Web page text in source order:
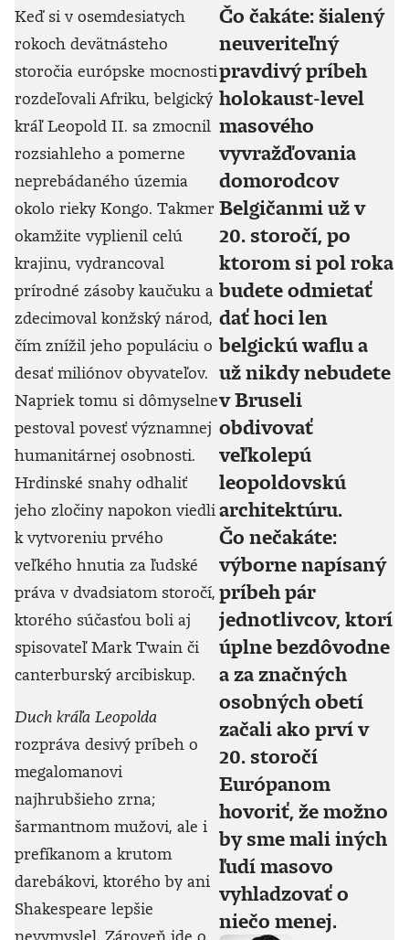
Keď si v osemdesiatych
rokoch devätnásteho
storočia európske mocnosti
rozdeľovali Afriku, belgický
kráľ Leopold II. sa zmocnil
rozsiahleho a pomerne
neprebádaného územia
okolo rieky Kongo. Takmer
okamžite vyplienil celú
krajinu, vydrancoval
prírodné zásoby kaučuku a
zdecimoval konžský národ,
čím znížil jeho populáciu o
desať miliónov obyvateľov.
Napriek tomu si dômyselne
pestoval povesť významnej
humanitárnej osobnosti.
Hrdinské snahy odhaliť
jeho zločiny napokon viedli
k vytvoreniu prvého
veľkého hnutia za ľudské
práva v dvadsiatom storočí,
ktorého súčasťou boli aj
spisovateľ Mark Twain či
canterburský arcibiskup.
Duch kráľa Leopolda
rozpráva desivý príbeh o
megalomanovi
najhrubšieho zrna;
šarmantnom mužovi, ale i
prefíkanom a krutom
darebákovi, ktorého by ani
Shakespeare lepšie
nevymyslel. Zároveň ide o
Čo čakáte: šialený
neuveriteľný
pravdivý príbeh
holokaust-level
masového
vyvražďovania
domorodcov
Belgičanmi už v
20. storočí, po
ktorom si pol roka
budete odmietať
dať hoci len
belgickú waflu a
už nikdy nebudete
v Bruseli
obdivovať
veľkolepú
leopoldovskú
architektúru.
Čo nečakáte:
výborne napísaný
príbeh pár
jednotlivcov, ktorí
úplne bezdôvodne
a za značných
osobných obetí
začali ako prví v
20. storočí
Európanom
hovoriť, že možno
by sme mali iných
ľudí masovo
vyhladzovať o
niečo menej.